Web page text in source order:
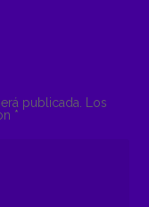
publicada.
Los
*